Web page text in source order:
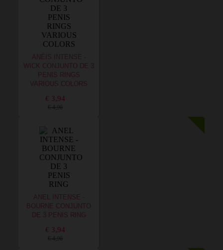
ANÉIS INTENSE -
WICK CONJUNTO DE 3
PENIS RINGS
VARIOUS COLORS
€ 3,94
€ 4,96
ANEL INTENSE -
BOURNE CONJUNTO
DE 3 PENIS RING
€ 3,94
€ 4,96